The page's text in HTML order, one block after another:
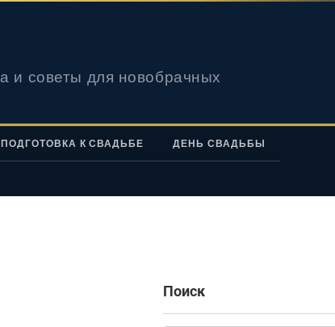
и советы для новобрачных
ПОДГОТОВКА К СВАДЬБЕ ДЕНЬ СВАДЬБЫ
Поиск